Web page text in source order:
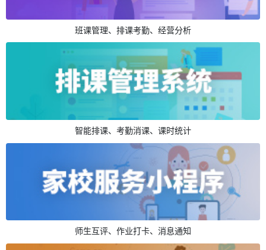
班课管理、排课考勤、经营分析
智能排课、考勤消课、课时统计
师生互评、作业打卡、消息通知